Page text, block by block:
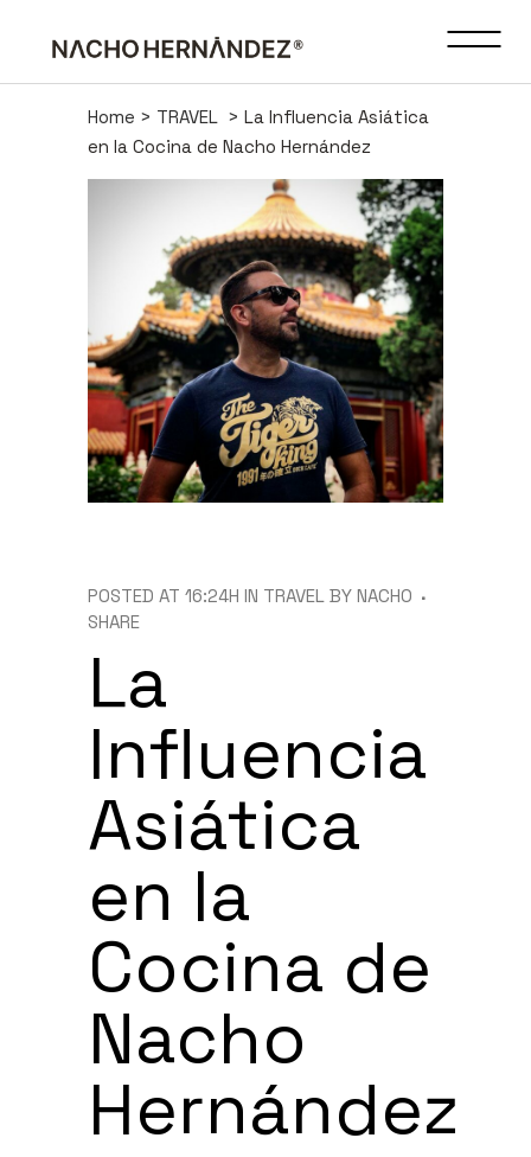
Home > TRAVEL > La Influencia Asiática
en la Cocina de Nacho Hernández
La
Influencia
Asiática
en la
Cocina de
Nacho
Hernández
POSTED AT 16:24H IN TRAVEL BY NACHO
SHARE